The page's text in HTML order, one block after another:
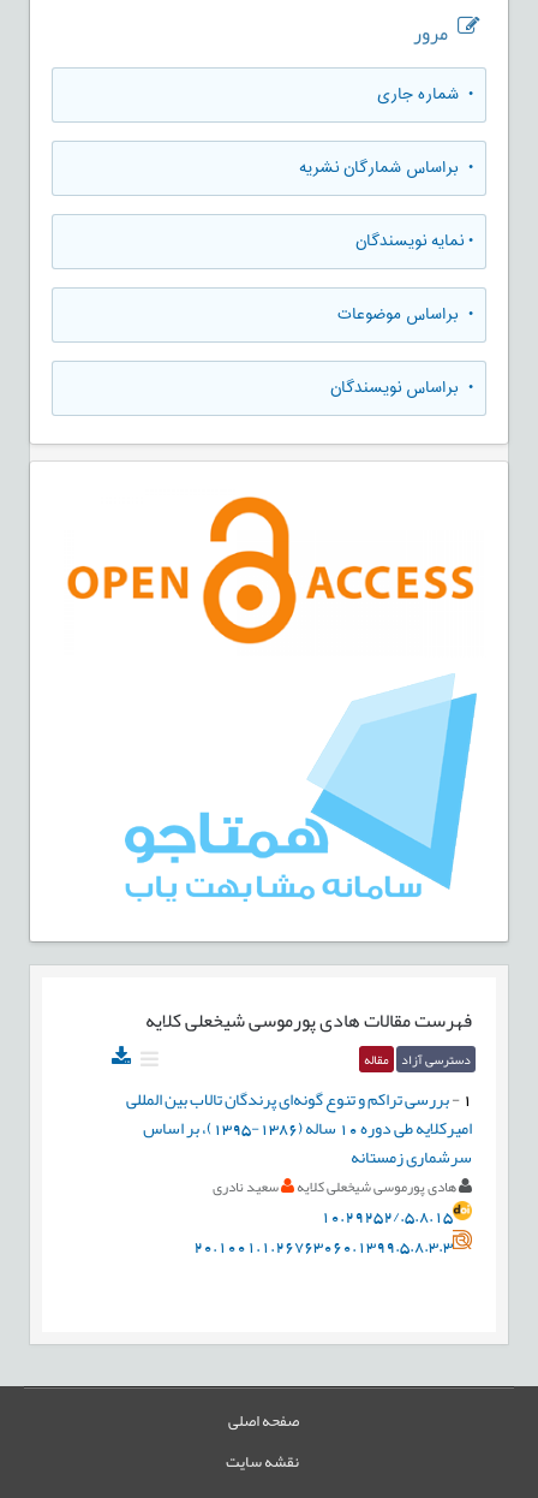
مرور
• شماره جاری
• براساس شمارگان نشریه
•نمایه نویسندگان
• براساس موضوعات
• براساس نویسندگان
فهرست مقالاتهادی پورموسی شیخعلی کلایه
دسترسی آزاد مقاله
-بررسی تراکم و تنوع گونه‌ای پرندگان تالاب بین المللی
امیرکلایه طی دوره 10 ساله (1386-1395)، بر اساس
سرشماری زمستانه
هادی پورموسی شیخعلی کلایه سعید نادری
10.29252/.5.8.15
20.1001.1.26763060.1399.5.8.3.3
صفحه اصلی
نقشه سایت